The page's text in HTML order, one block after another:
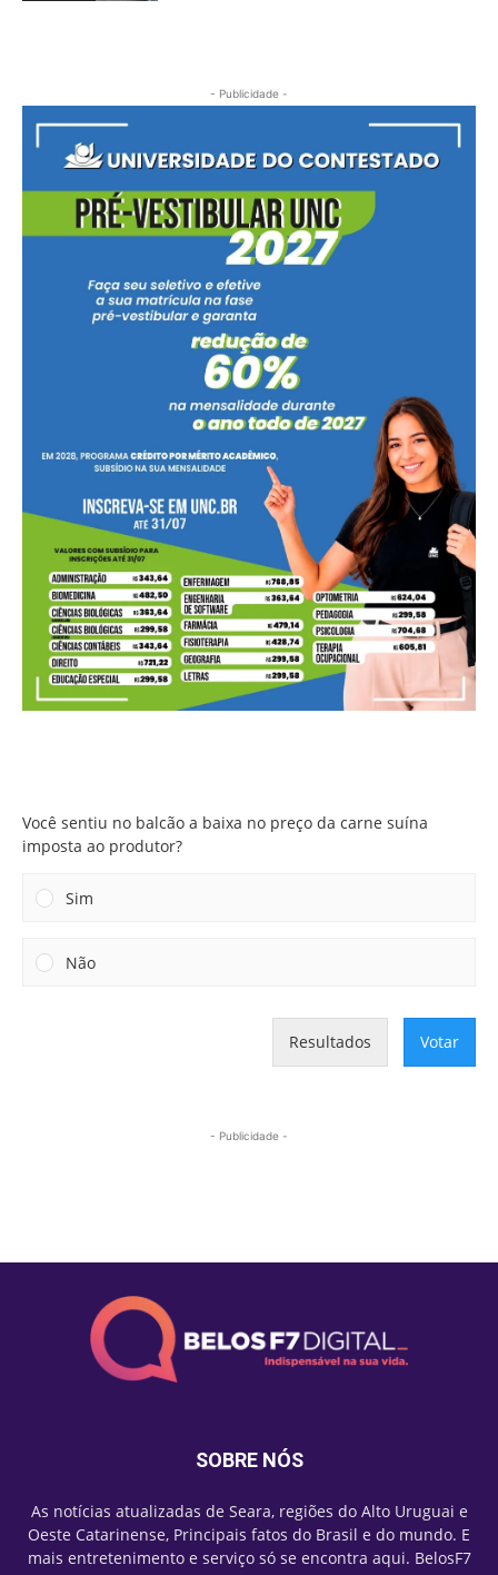
- Publicidade -
Você sentiu no balcão a baixa no preço da carne suína
imposta ao produtor?
Sim
Não
Resultados Votar
- Publicidade -
SOBRE NÓS
As notícias atualizadas de Seara, regiões do Alto Uruguai e
Oeste Catarinense, Principais fatos do Brasil e do mundo. E
mais entretenimento e serviço só se encontra aqui. BelosF7